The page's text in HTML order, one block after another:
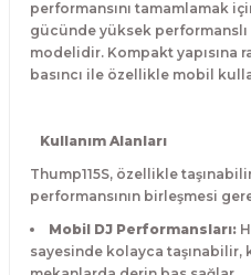
performansını tamamlamak
gücünde yüksek
modelidir. Kompakt yapısına
basıncı ile özellikle mobil
Kullanım Alanları
Thump115S, özellikle
performansının birleşmesi
Mobil DJ Performansları:
sayesinde kolayca